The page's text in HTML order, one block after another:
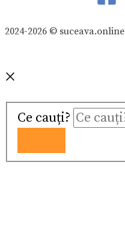
2024-2026 © suceava.online
Ce cauți?